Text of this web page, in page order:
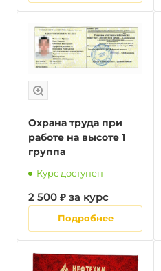
Охрана труда при
работе на высоте 1
группа
Курс доступен
2 500 ₽ за курс
Подробнее